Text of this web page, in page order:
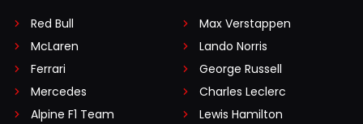
Red Bull
McLaren
Ferrari
Mercedes
Alpine F1 Team
Max Verstappen
Lando Norris
George Russell
Charles Leclerc
Lewis Hamilton